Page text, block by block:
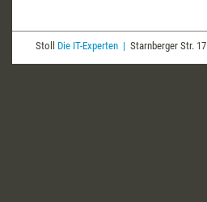
Stoll Die IT-Experten | Starnberger Str. 17